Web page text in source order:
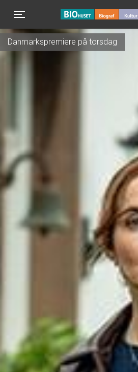
Toggle navigation
BIO Huset Galten
Danmarkspremiere på torsdag